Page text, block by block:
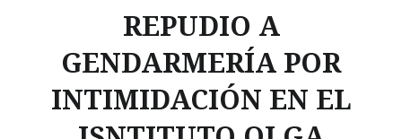
REPUDIO A
GENDARMERÍA POR
INTIMIDACIÓN EN EL